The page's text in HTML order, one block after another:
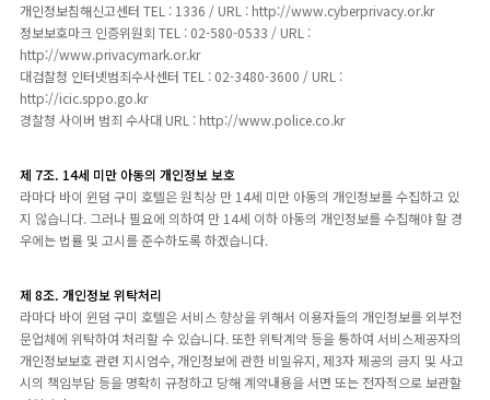
개인정보침해신고센터 TEL : 1336 / URL : http://www.cyberprivacy.or.kr
정보보호마크 인증위원회 TEL : 02-580-0533 / URL :
http://www.privacymark.or.kr
대검찰청 인터넷범죄수사센터 TEL : 02-3480-3600 / URL :
http://icic.sppo.go.kr
경찰청 사이버 범죄 수사대 URL : http://www.police.co.kr
제 7조. 14세 미만 아동의 개인정보 보호
라마다 바이 윈덤 구미 호텔은 원칙상 만 14세 미만 아동의 개인정보를 수집하고 있
지 않습니다. 그러나 필요에 의하여 만 14세 이하 아동의 개인정보를 수집해야 할 경
우에는 법률 및 고시를 준수하도록 하겠습니다.
제 8조. 개인정보 위탁처리
라마다 바이 윈덤 구미 호텔은 서비스 향상을 위해서 이용자들의 개인정보를 외부전
문업체에 위탁하여 처리할 수 있습니다. 또한 위탁계약 등을 통하여 서비스제공자의
개인정보보호 관련 지시엄수, 개인정보에 관한 비밀유지, 제3자 제공의 금지 및 사고
시의 책임부담 등을 명확히 규정하고 당해 계약내용을 서면 또는 전자적으로 보관할